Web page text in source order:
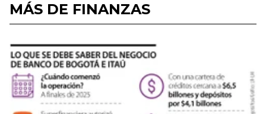
MÁS DE FINANZAS